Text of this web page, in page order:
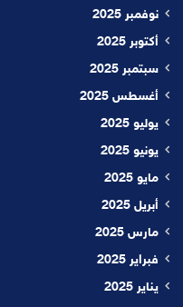
نوفمبر 2025
أكتوبر 2025
سبتمبر 2025
أغسطس 2025
يوليو 2025
يونيو 2025
مايو 2025
أبريل 2025
مارس 2025
فبراير 2025
يناير 2025